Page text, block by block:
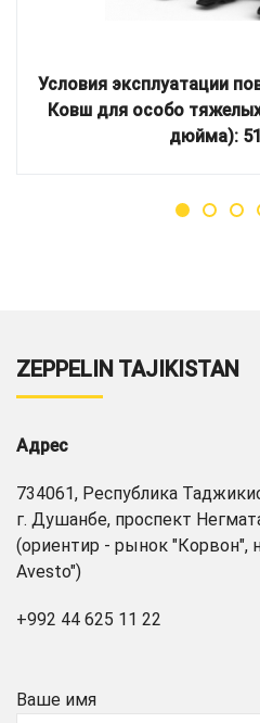
Условия эксплуатации
Ковш для особо
дюйма):
ZEPPELIN TAJIKISTAN
Адрес
734061, Республика
г. Душанбе, проспект
(ориентир - рынок "Корвон",
Avesto")
+992 44 625 11 22
Ваше имя